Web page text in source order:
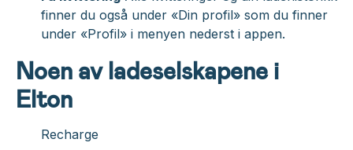
finner du også under «Din profil» som du finner
under «Profil» i menyen nederst i appen.
Noen av ladeselskapene i
Elton
Recharge